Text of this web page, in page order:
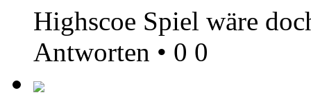
Highscoe Spiel wäre
Antworten • 0 0